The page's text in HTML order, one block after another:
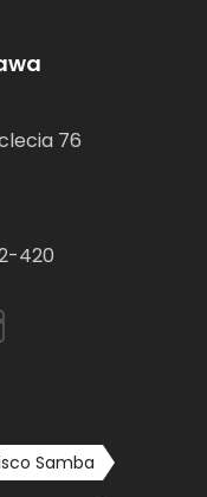
76
420
www.youtube.com/user/
Samba